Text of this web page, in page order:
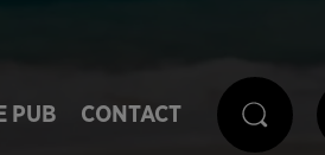
PUB CONTACT